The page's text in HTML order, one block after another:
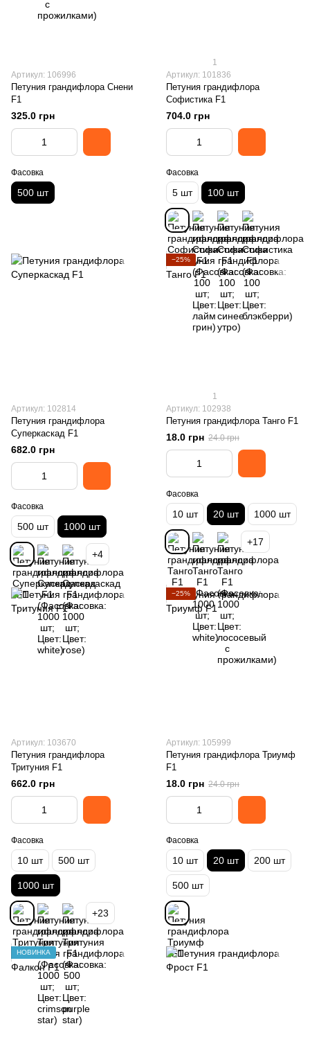
Артикул: 106996
Петуния грандифлора Снени
F1
325.0 грн
Фасовка
500 шт
1
Артикул: 101836
Петуния грандифлора
Софистика F1
704.0 грн
Фасовка
5 шт 100 шт
Артикул: 102814
Петуния грандифлора
Суперкаскад F1
682.0 грн
Фасовка
500 шт 1000 шт
+4
−25%
1
Артикул: 102938
Петуния грандифлора Танго F1
18.0 грн 24.0 грн
Фасовка
10 шт 20 шт 1000 шт
+17
Артикул: 103670
Петуния грандифлора
Тритуния F1
662.0 грн
Фасовка
10 шт 500 шт
1000 шт
+23
−25%
Артикул: 105999
Петуния грандифлора Триумф
F1
18.0 грн 24.0 грн
Фасовка
10 шт 20 шт 200 шт
500 шт
НОВИНКА